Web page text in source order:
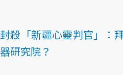
封殺「新疆心靈判官」：
器研究院？